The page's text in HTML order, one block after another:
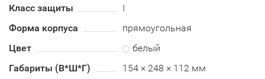
Класс защиты
I
Форма корпуса
прямоугольная
Цвет
белый
Габариты (В*Ш*Г)
154 × 248 × 112 мм